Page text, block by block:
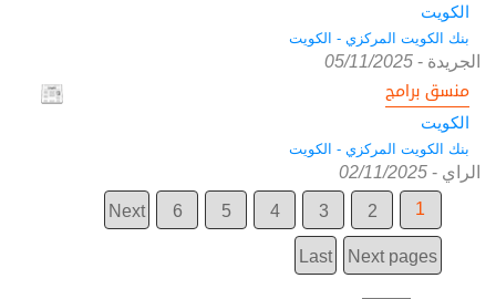
الكويت
بنك الكويت المركزي - الكويت
الجريدة -
05/11/2025
منسق برامج
الكويت
بنك الكويت المركزي - الكويت
الراي -
02/11/2025
1
2
3
4
5
6
Next
Next pages
Last